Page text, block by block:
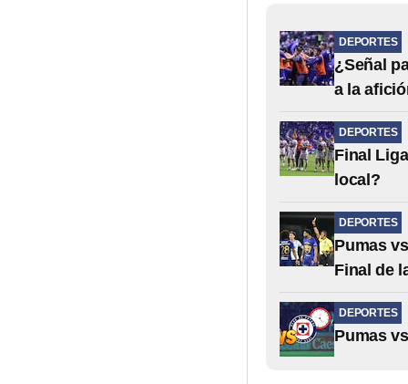
DEPORTES
¿Señal
a la
DEPORTES
Final
local?
DEPORTES
Pumas
Final de
DEPORTES
Pumas